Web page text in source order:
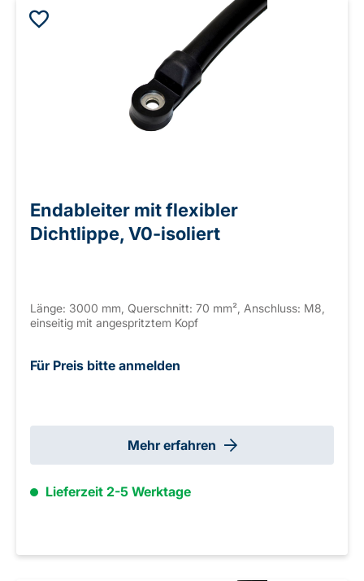
Endableiter mit flexibler
Dichtlippe, V0-isoliert
Länge: 3000 mm, Querschnitt: 70 mm², Anschluss: M8,
einseitig mit angespritztem Kopf
Für Preis bitte anmelden
Mehr erfahren
Lieferzeit 2-5 Werktage